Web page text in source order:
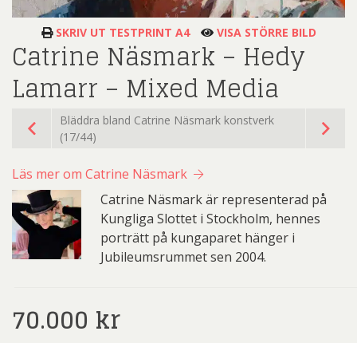
SKRIV UT TESTPRINT A4 VISA STÖRRE BILD
Catrine Näsmark – Hedy
Lamarr – Mixed Media
Bläddra bland Catrine Näsmark konstverk
(17/44)
Läs mer om Catrine Näsmark
Catrine Näsmark är representerad på
Kungliga Slottet i Stockholm, hennes
porträtt på kungaparet hänger i
Jubileumsrummet sen 2004.
70.000 kr